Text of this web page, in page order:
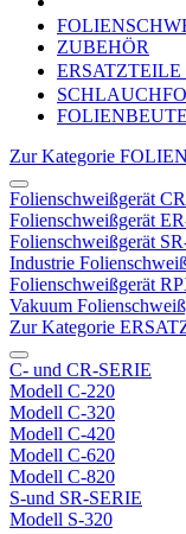
ZUBEHÖR
ERSATZTEILE
Zur Kategorie
Folienschweißgerät
Folienschweißgerät
Folienschweißgerät
Industrie
Folienschweißgerät
Vakuum
Zur Kategorie
C- und CR-SERIE
Modell C-220
Modell C-320
Modell C-420
Modell C-620
Modell C-820
S-und SR-SERIE
Modell S-320